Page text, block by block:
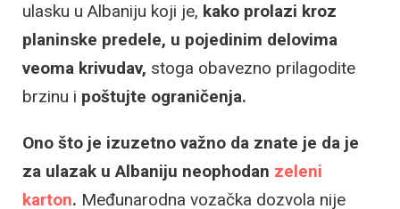
ulasku u Albaniju koji je, kako prolazi kroz
planinske predele, u pojedinim delovima
veoma krivudav, stoga obavezno prilagodite
brzinu i poštujte ograničenja.
Ono što je izuzetno važno da znate je da je
za ulazak u Albaniju neophodan zeleni
karton. Međunarodna vozačka dozvola nije